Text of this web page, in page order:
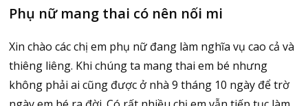
Phụ nữ mang thai có nên nối mi
Xin chào các chị em phụ nữ đang làm nghĩa vụ cao cả và
thiêng liêng. Khi chúng ta mang thai em bé nhưng
không phải ai cũng được ở nhà 9 tháng 10 ngày để trờ